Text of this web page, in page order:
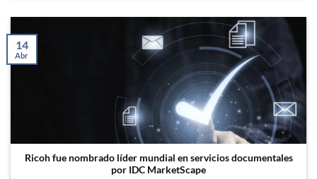
Ricoh fue nombrado líder mundial en servicios documentales
por IDC MarketScape
14
Abr